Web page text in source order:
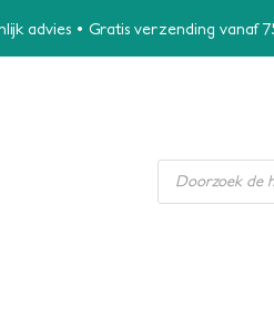
advies • Gratis verzending vanaf
Producten
zoeken